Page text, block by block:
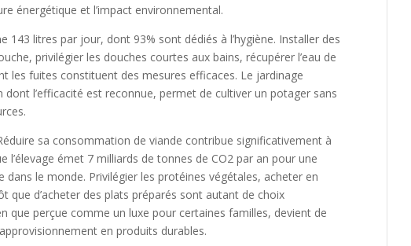
énergétique et l’impact environnemental.
143 litres par jour, dont 93% sont dédiés à l’hygiène. Installer des
privilégier les douches courtes aux bains, récupérer l’eau de
les fuites constituent des mesures efficaces. Le jardinage
dont l’efficacité est reconnue, permet de cultiver un potager sans
sa consommation de viande contribue significativement à
émet 7 milliards de tonnes de CO2 par an pour une
le monde. Privilégier les protéines végétales, acheter en
d’acheter des plats préparés sont autant de choix
que perçue comme un luxe pour certaines familles, devient de
en produits durables.